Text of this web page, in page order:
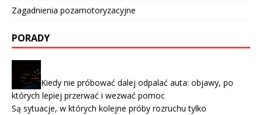
Zagadnienia pozamotoryzacyjne
PORADY
Kiedy nie próbować dalej odpalać auta: objawy, po
których lepiej przerwać i wezwać pomoc
Są sytuacje, w których kolejne próby rozruchu tylko